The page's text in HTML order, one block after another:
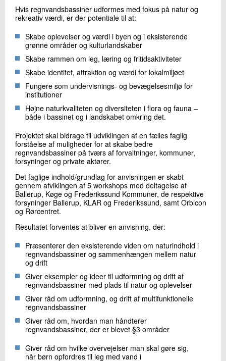
Send
Hvis regnvandsbassiner udformes med fokus på natur og
rekreativ værdi, er der potentiale til at:
Skabe oplevelser og værdi i byen og i eksisterende
grønne områder og kulturlandskaber
Skabe rammen om leg, læring og fritidsaktiviteter
Skabe identitet, attraktion og værdi for lokalmiljøet
Fungere som undervisnings- og bevægelsesmiljø for
institutioner
Højne naturkvaliteten og diversiteten i flora og fauna –
både i bassinet og i landskabet omkring det.
Projektet skal bidrage til udviklingen af en fælles faglig
forståelse af muligheder for at skabe bedre
regnvandsbassiner på tværs af forvaltninger, kommuner,
forsyninger og private aktører.
Det faglige indhold/grundlag for anvisningen er skabt
gennem afviklingen af 5 workshops med deltagelse af
Ballerup, Køge og Frederikssund Kommuner, de respektive
forsyninger Ballerup, KLAR og Frederikssund, samt Orbicon
og Rørcentret.
Resultatet forventes at bliver en anvisning, der:
Præsenterer den eksisterende viden om naturindhold i
regnvandsbassiner og sammenhængen mellem natur
og drift
Giver eksempler og ideer til udformning og drift af
regnvandsbassiner med plads til natur og oplevelser
Giver råd om udformning, og drift af multifunktionelle
regnvandsbassiner
Giver råd om, hvordan man håndterer
regnvandsbassiner, der er blevet §3 områder
Giver råd om hvilke overvejelser man skal gøre sig,
når børn opfordres til leg med vand i